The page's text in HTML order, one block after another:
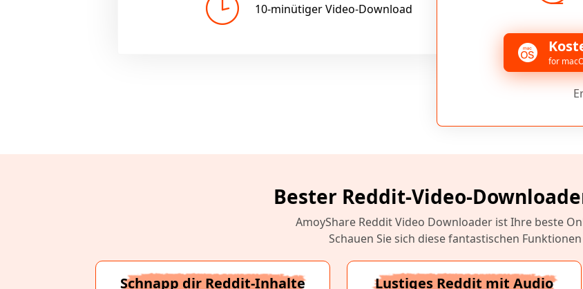
10-minütiger Video-Download
for
Bester Reddit-Video-
AmoyShare Reddit Video Downloader ist Ihre beste
Schauen Sie sich diese fantastischen
Schnapp dir Reddit-Inhalte Lustiges Reddit mit Audio